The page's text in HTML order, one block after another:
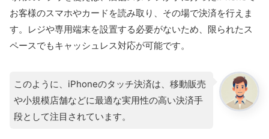
お客様のスマホやカードを読み取り、その場で決済を行えま
す。レジや専用端末を設置する必要がないため、限られたス
ペースでもキャッシュレス対応が可能です。
このように、iPhoneのタッチ決済は、移動販売
や小規模店舗などに最適な実用性の高い決済手
段として注目されています。